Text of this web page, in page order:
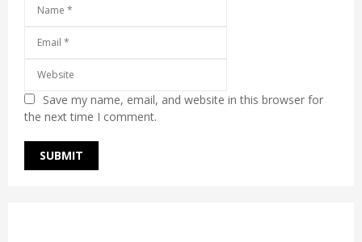
Save my name, email, and website in this browser for
the next time I comment.